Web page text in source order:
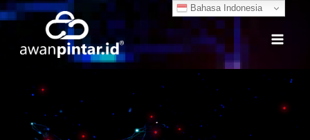
Skip
content
Bahasa Indonesia